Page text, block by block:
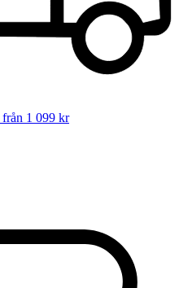
från 1 099 kr